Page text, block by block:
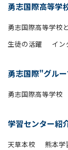
勇志国際高等学
勇志国際高等学校
生徒の活躍
イン
勇志国際"グル
勇志国際高等学校
学習センター紹
天草本校 熊本学